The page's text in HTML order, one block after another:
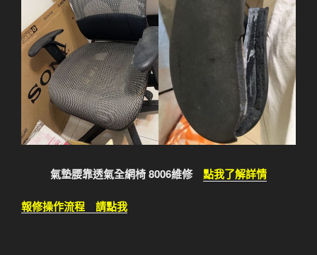
氣墊腰靠透氣全網椅 8006維修 點我了解詳情
報修操作流程 請點我